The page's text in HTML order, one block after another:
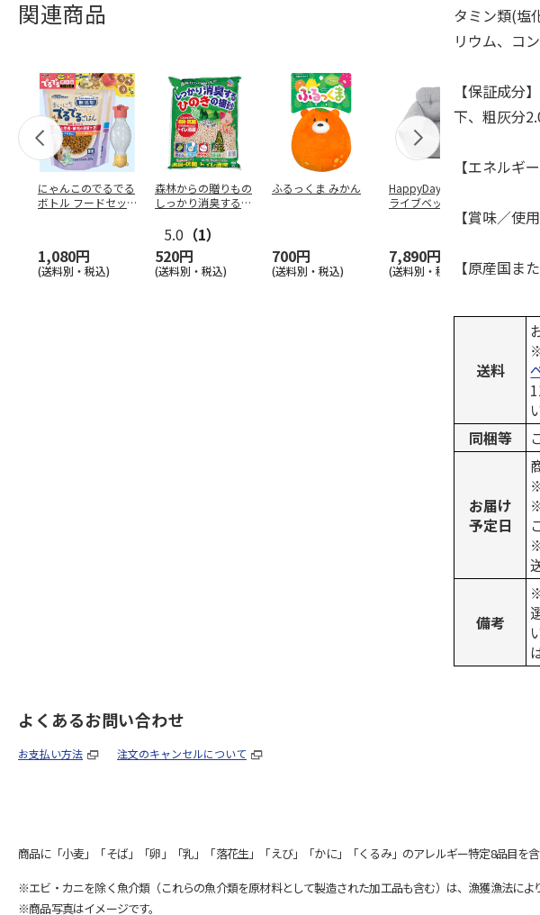
関連商品
にゃんこのでるでる
ボトル フードセッ
1,080円
(送料別・税込)
森林からの贈りもの
しっかり消臭するひ
5.0 （1）
520円
(送料別・税込)
ふるっくま みかん
700円
(送料別・税込)
HappyDays 2wayド
ライブベッド グレ
7,890円
(送料別・税込)
イレ
(送料
タミン類(塩
リウム、コ
【保証成分
下、粗灰分
【エネルギ
【賞味／使
【原産国ま
送料
同梱等
お届け
予定日
備考
よくあるお問い合わせ
お支払い方法 注文のキャンセルについて
商品に「小麦」「そば」「卵」「乳」「落花生」「えび」「かに」「くるみ」のアレルギー特定8品目を
※エビ・カニを除く魚介類（これらの魚介類を原材料として製造された加工品も含む）は、漁獲漁法に
※商品写真はイメージです。